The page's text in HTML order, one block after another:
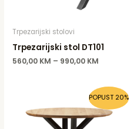
Trpezarijski stolovi
Trpezarijski stol DT101
560,00 KM – 990,00 KM
POPUST 20%